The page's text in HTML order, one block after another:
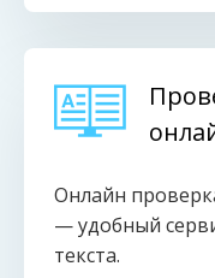
Онлайн
— удобный
текста.